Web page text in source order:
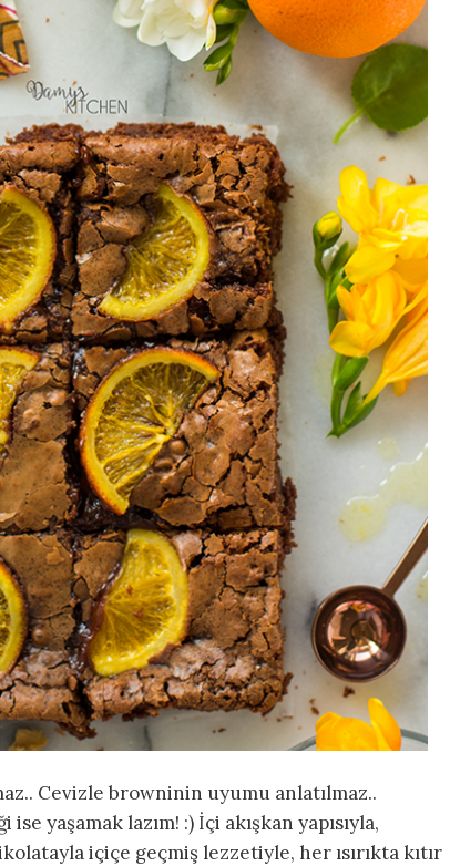
Cevizle browninin uyumu anlatılmaz..
yaşamak lazım! :) İçi akışkan yapısıyla,
içiçe geçmiş lezzetiyle, her ısırıkta kıtır